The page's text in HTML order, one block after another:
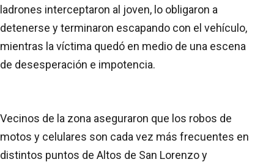
ladrones interceptaron al joven, lo obligaron a
detenerse y terminaron escapando con el vehículo,
mientras la víctima quedó en medio de una escena
de desesperación e impotencia.
Vecinos de la zona aseguraron que los robos de
motos y celulares son cada vez más frecuentes en
distintos puntos de Altos de San Lorenzo y